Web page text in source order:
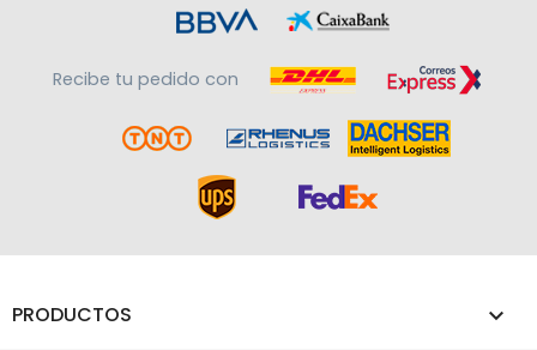
Recibe tu pedido con
PRODUCTOS 